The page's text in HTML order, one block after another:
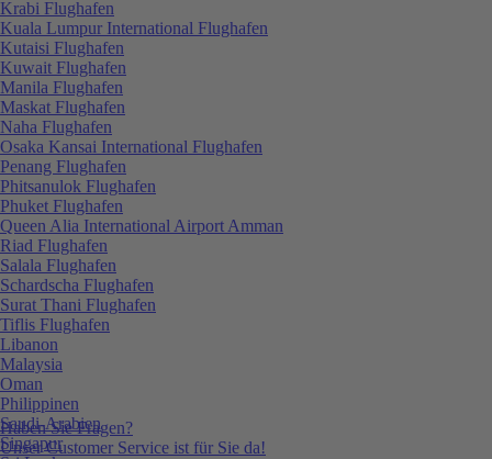
Haben Sie Fragen?
Unser Customer Service ist für Sie da!
Krabi Flughafen
Kuala Lumpur International Flughafen
Kutaisi Flughafen
Kuwait Flughafen
Manila Flughafen
Maskat Flughafen
Naha Flughafen
Osaka Kansai International Flughafen
Penang Flughafen
Phitsanulok Flughafen
Phuket Flughafen
Queen Alia International Airport Amman
Riad Flughafen
Salala Flughafen
Schardscha Flughafen
Surat Thani Flughafen
Tiflis Flughafen
Libanon
Malaysia
Oman
Philippinen
Saudi-Arabien
Singapur